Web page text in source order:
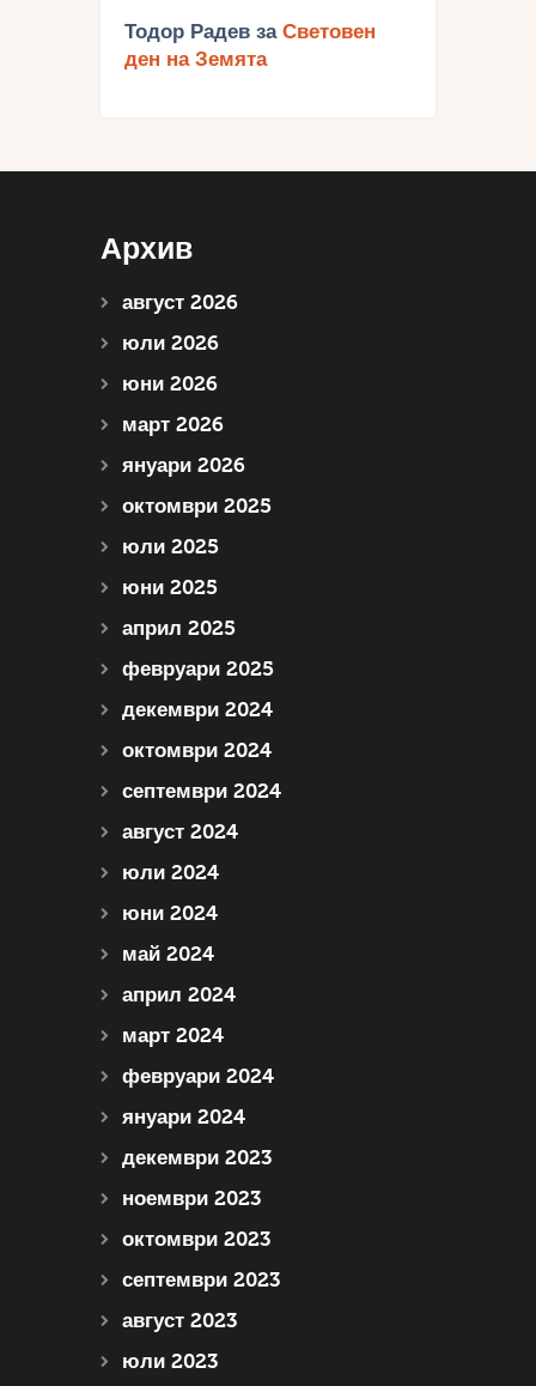
Тодор Радев за Световен
ден на Земята
Архив
август 2026
юли 2026
юни 2026
март 2026
януари 2026
октомври 2025
юли 2025
юни 2025
април 2025
февруари 2025
декември 2024
октомври 2024
септември 2024
август 2024
юли 2024
юни 2024
май 2024
април 2024
март 2024
февруари 2024
януари 2024
декември 2023
ноември 2023
октомври 2023
септември 2023
август 2023
юли 2023